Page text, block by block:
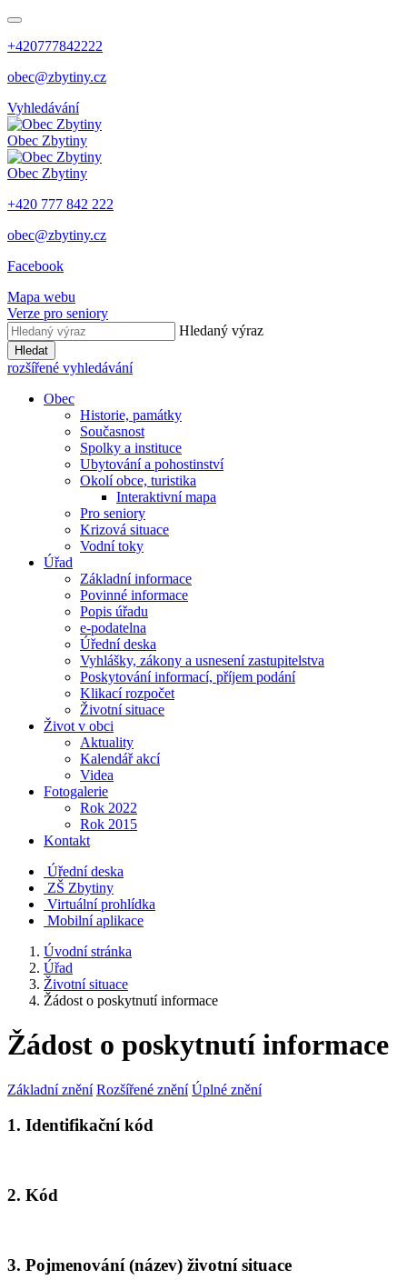
+420777842222
obec@zbytiny.cz
Vyhledávání
Obec Zbytiny
Obec Zbytiny
+420 777 842 222
obec@zbytiny.cz
Facebook
Mapa webu
Verze pro seniory
Hledaný výraz
Hledat
rozšířené vyhledávání
Obec
Historie, památky
Současnost
Spolky a instituce
Ubytování a pohostinství
Okolí obce, turistika
Interaktivní mapa
Pro seniory
Krizová situace
Vodní toky
Úřad
Základní informace
Povinné informace
Popis úřadu
e-podatelna
Úřední deska
Vyhlášky, zákony a usnesení zastupitelstva
Poskytování informací, příjem podání
Klikací rozpočet
Životní situace
Život v obci
Aktuality
Kalendář akcí
Videa
Fotogalerie
Rok 2022
Rok 2015
Kontakt
Úřední deska
ZŠ Zbytiny
Virtuální prohlídka
Mobilní aplikace
Úvodní stránka
Úřad
Životní situace
Žádost o poskytnutí informace
Žádost o poskytnutí informace
Základní znění Rozšířené znění Úplné znění
1. Identifikační kód
2. Kód
3. Pojmenování (název) životní situace